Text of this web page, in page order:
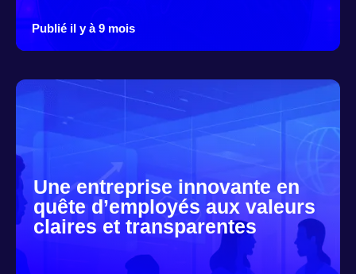
Publié il y à 9 mois
Une entreprise innovante en
quête d’employés aux valeurs
claires et transparentes